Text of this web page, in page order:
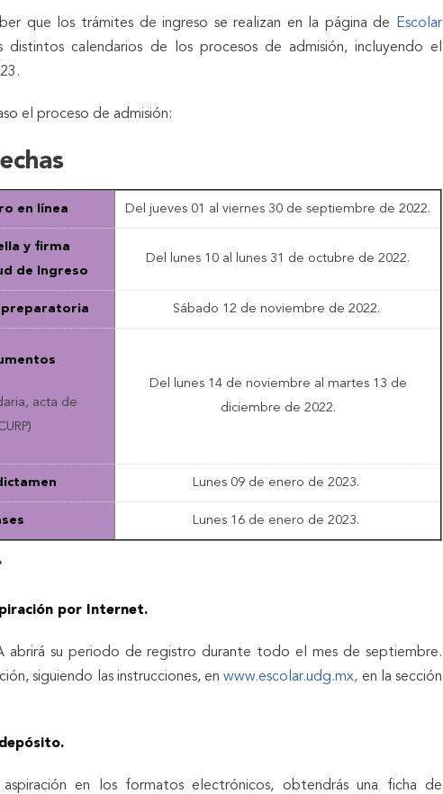
que los trámites de ingreso se realizan en la página de
Escolar
distintos calendarios de los procesos de admisión, incluyendo el
el proceso de admisión:
en línea Del jueves 01 al viernes 30 de septiembre de 2022.
y firma
de Ingreso
Del lunes 10 al lunes 31 de octubre de 2022.
preparatoria Sábado 12 de noviembre de 2022.
acta de
Del lunes 14 de noviembre al martes 13 de
diciembre de 2022.
Lunes 09 de enero de 2023.
Lunes 16 de enero de 2023.
por Internet.
abrirá su periodo de registro durante todo el mes de septiembre.
siguiendo las instrucciones, enwww.escolar.udg.mx, en la sección
en los formatos electrónicos, obtendrás una ficha de